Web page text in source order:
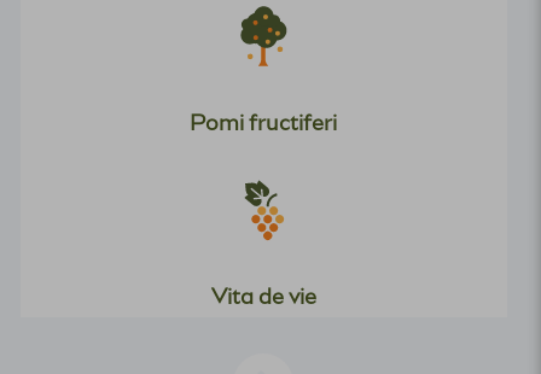
Pomi fructiferi
Vita de vie